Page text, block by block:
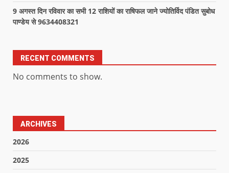
9 अगस्त दिन रविवार का सभी 12 राशियों का राषिफल जाने ज्योतिर्विद पंडित सुबोध
पाण्डेय से 9634408321
RECENT COMMENTS
No comments to show.
ARCHIVES
2026
2025